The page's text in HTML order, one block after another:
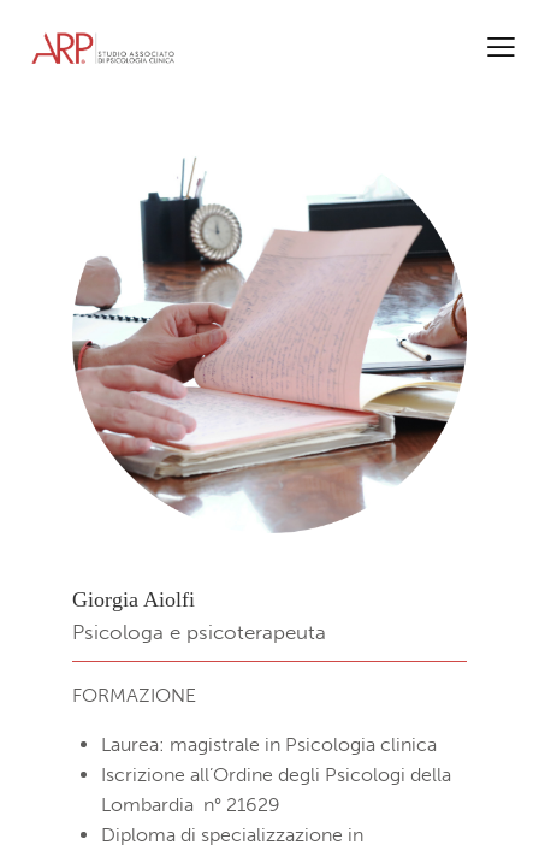
Giorgia Aiolfi
Psicologa e psicoterapeuta
FORMAZIONE
Laurea: magistrale in Psicologia clinica
Iscrizione all’Ordine degli Psicologi della
Lombardia n° 21629
Diploma di specializzazione in